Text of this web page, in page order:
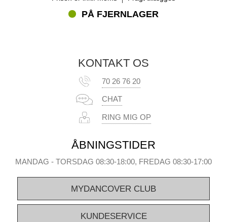
PÅ FJERNLAGER
KONTAKT OS
70 26 76 20
CHAT
RING MIG OP
ÅBNINGSTIDER
MANDAG - TORSDAG 08:30-18:00, FREDAG 08:30-17:00
MYDANCOVER CLUB
KUNDESERVICE